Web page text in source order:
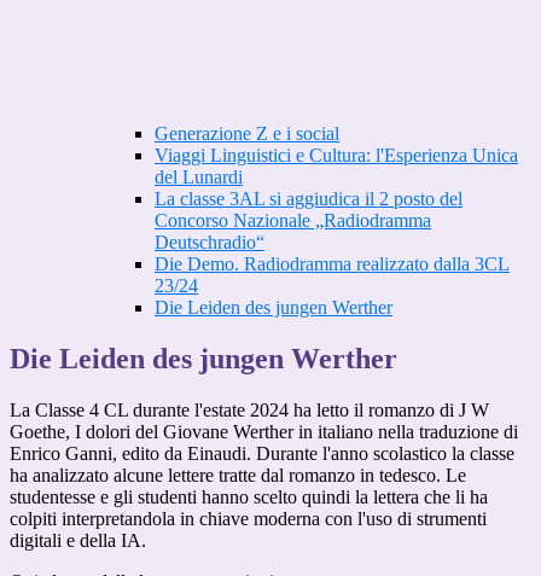
Generazione Z e i social
Viaggi Linguistici e Cultura: l'Esperienza Unica
del Lunardi
La classe 3AL si aggiudica il 2 posto del
Concorso Nazionale „Radiodramma
Deutschradio“
Die Demo. Radiodramma realizzato dalla 3CL
23/24
Die Leiden des jungen Werther
Die Leiden des jungen Werther
La Classe 4 CL durante l'estate 2024 ha letto il romanzo di J W
Goethe, I dolori del Giovane Werther in italiano nella traduzione di
Enrico Ganni, edito da Einaudi. Durante l'anno scolastico la classe
ha analizzato alcune lettere tratte dal romanzo in tedesco. Le
studentesse e gli studenti hanno scelto quindi la lettera che li ha
colpiti interpretandola in chiave moderna con l'uso di strumenti
digitali e della IA.